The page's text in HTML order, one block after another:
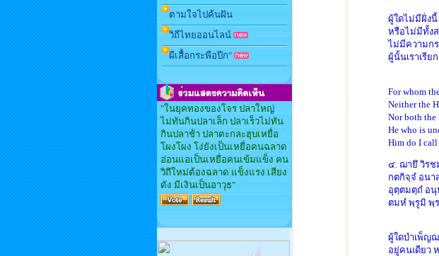
ตามใจไปค้นฝัน
วิถีไทยออนไลน์
ผีเสื้อกระพือปีก"
"ในยุคทองของโจร ปลาใหญ่
ไม่ทันกินปลาเล็ก ปลาเร็วไม่ทัน
กินปลาช้า ปลาตะกละฮุบเหยื่อ
โผงโผง โง่ยังเป็นเหยื่อคนฉลาด
อ่อนแอเป็นเหยื่อคนเข้มแข็ง คน
วิถึใหม่ต้องฉลาด แข็งแรง เสียง
ดัง มีเงินเป็นอาวุธ"
ผู้ใดไม่มีฝั่ง
หรือไม่มีทั้งส
ไม่มีความกร
ผู้นั้นเราเรี
For whom
Neither the
Nor both the
He who is
Him do I call
๔. ฌายึ วิรช
กตกิจฺจํ อนา
อุตฺตมตฺถํ อนุ
ตมหํ พฺรูมิ พฺ
ผู้ใดบำเพ็ญ
อยู่คนเดียว